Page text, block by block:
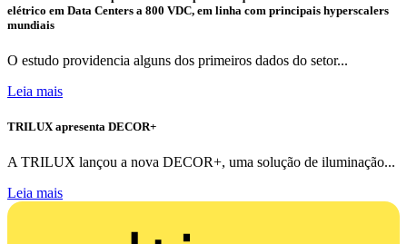
elétrico em Data Centers a 800 VDC, em linha com principais hyperscalers
mundiais
O estudo providencia alguns dos primeiros dados do setor...
Leia mais
TRILUX apresenta DECOR+
A TRILUX lançou a nova DECOR+, uma solução de iluminação...
Leia mais